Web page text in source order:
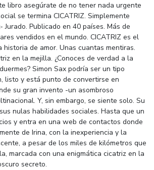
libro asegúrate de no tener nada urgente
se termina CICATRIZ. Simplemente
Jurado. Publicado en 40 países. Más de
vendidos en el mundo. CICATRIZ es el
de amor. Unas cuantas mentiras.
en la mejilla. ¿Conoces de verdad a la
Simon Sax podría ser un tipo
listo y está punto de convertirse en
su gran invento -un asombroso
Y, sin embargo, se siente solo. Su
nulas habilidades sociales. Hasta que un
y entra en una web de contactos donde
de Irina, con la inexperiencia y la
a pesar de los miles de kilómetros que
marcada con una enigmática cicatriz en la
secreto.